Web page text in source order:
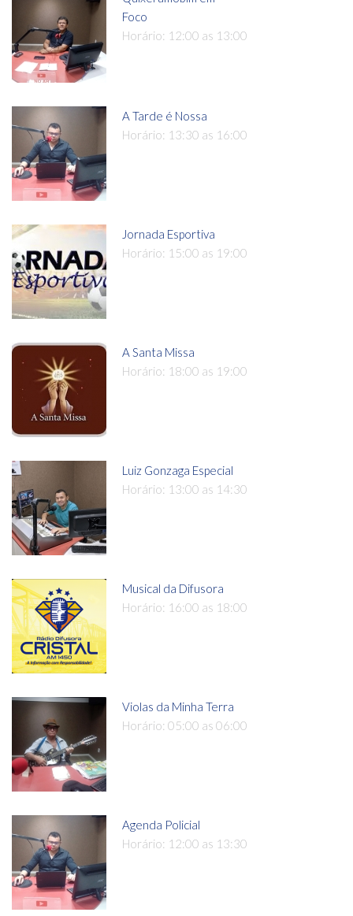
Foco
Horário: 12:00 as 13:00
A Tarde é Nossa
Horário: 13:30 as 16:00
Jornada Esportiva
Horário: 15:00 as 19:00
A Santa Missa
Horário: 18:00 as 19:00
Luiz Gonzaga Especial
Horário: 13:00 as 14:30
Musical da Difusora
Horário: 16:00 as 18:00
Violas da Minha Terra
Horário: 05:00 as 06:00
Agenda Policial
Horário: 12:00 as 13:30